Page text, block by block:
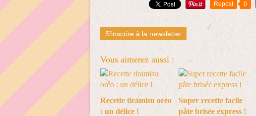
Repost 0
S'inscrire à la newsletter
Vous aimerez aussi :
Recette tiramisu oréo
: un délice !
Super recette facile
pâte brisée express !